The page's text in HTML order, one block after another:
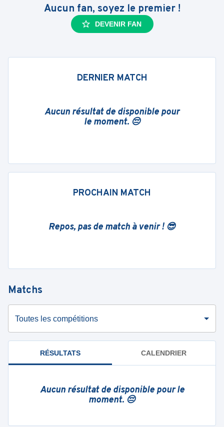
Aucun fan, soyez le premier !
DEVENIR FAN
DERNIER MATCH
Aucun résultat de disponible pour
le moment. 😔
PROCHAIN MATCH
Repos, pas de match à venir ! 😎
Matchs
Toutes les compétitions
RÉSULTATS CALENDRIER
Aucun résultat de disponible pour le
moment. 😔